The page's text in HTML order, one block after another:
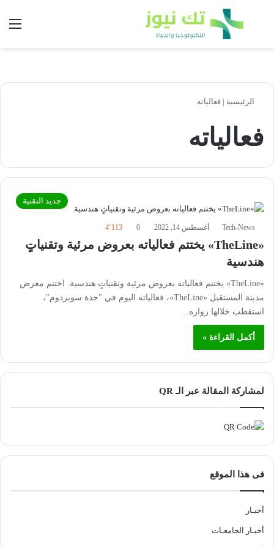
بحث عن
الرئيسية | فعالياته
فعالياته
جديد التقنية
Tech-News أغسطس 14, 2022 0 4٬113
«TheLine» يختتم فعالياته بعروض مرئية وتقنياتٍ
هندسية
«TheLine» يختتم فعالياته بعروض مرئية وتقنياتٍ هندسية. اختتم معرض
مدينة المستقبل «TheLine»، فعالياته اليوم في "جدة سوبردوم"،
استقطب خلالها زواره…
أكمل القراءة »
لمشاركة المقالة عبر الـ QR
فى هذا الموقع
أخبـار
أخبـار الجامعـات